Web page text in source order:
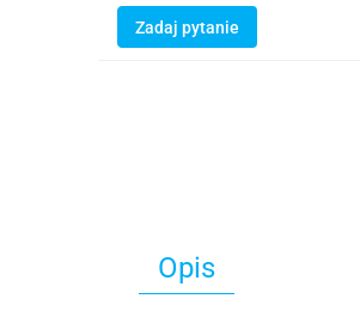
Zadaj pytanie
Opis